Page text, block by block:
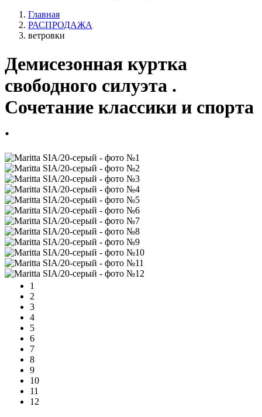
Главная
РАСПРОДАЖА
ветровки
Демисезонная куртка
свободного силуэта .
Сочетание классики и спорта
.
1
2
3
4
5
6
7
8
9
10
11
12